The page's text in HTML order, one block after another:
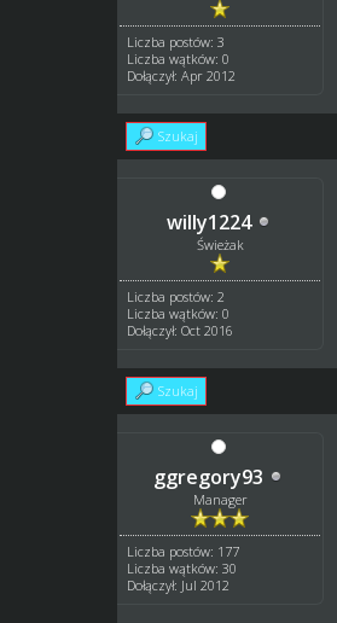
Liczba postów: 3
Liczba wątków: 0
Dołączył: Apr 2012
Szukaj
willy1224
Świeżak
Liczba postów: 2
Liczba wątków: 0
Dołączył: Oct 2016
Szukaj
ggregory93
Manager
Liczba postów: 177
Liczba wątków: 30
Dołączył: Jul 2012